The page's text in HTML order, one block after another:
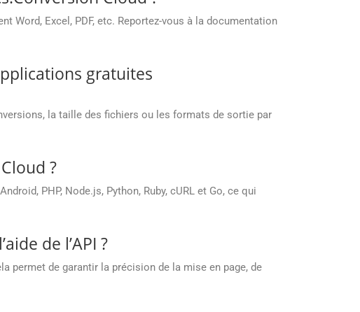
Word, Excel, PDF, etc. Reportez-vous à la documentation
gratuites
la taille des fichiers ou les formats de sortie par
?
PHP, Node.js, Python, Ruby, cURL et Go, ce qui
de l’API ?
permet de garantir la précision de la mise en page, de